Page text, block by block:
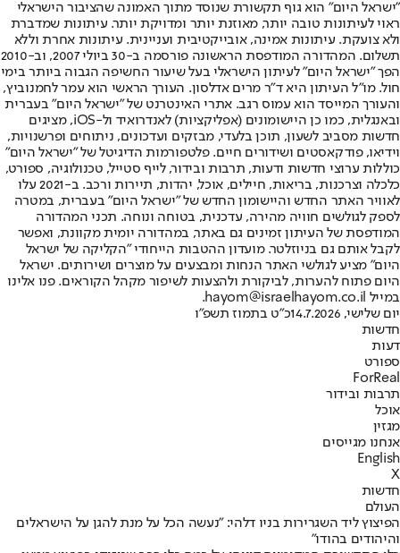
"ישראל היום" הוא גוף תקשורת שנוסד מתוך האמונה שהציבור הישראלי
ראוי לעיתונות טובה יותר, מאוזנת יותר ומדויקת יותר. עיתונות שמדברת
ולא צועקת. עיתונות אמינה, אובייקטיבית ועניינית. עיתונות אחרת וללא
תשלום. המהדורה המודפסת הראשונה פורסמה ב-30 ביולי 2007, וב-2010
הפך "ישראל היום" לעיתון הישראלי בעל שיעור החשיפה הגבוה ביותר בימי
חול. מו"ל העיתון היא ד"ר מרים אדלסון. העורך הראשי הוא עמר לחמנוביץ,
והעורך המייסד הוא עמוס רגב. אתרי האינטרנט של "ישראל היום" בעברית
ובאנגלית, כמו כן היישומונים (אפליקציות) לאנדרואיד ול-iOS, מציגים
חדשות מסביב לשעון, תוכן בלעדי, מבזקים ועדכונים, ניתוחים ופרשנויות,
וידיאו, פודקאסטים ושידורים חיים. פלטפורמות הדיגיטל של "ישראל היום"
כוללות ערוצי חדשות ודעות, תרבות ובידור, לייף סטייל, טכנולוגיה, ספורט,
כלכלה וצרכנות, בריאות, חיילים, אוכל, יהדות, תיירות ורכב. ב-2021 עלו
לאוויר האתר החדש והיישומון החדש של "ישראל היום" בעברית, במטרה
לספק לגולשים חוויה מהירה, עדכנית, בטוחה ונוחה. תכני המהדורה
המודפסת של העיתון זמינים גם באתר, במהדורה יומית מקוונת, ואפשר
לקבל אותם גם בניוזלטר. מועדון ההטבות הייחודי "הקליקה של ישראל
היום" מציע לגולשי האתר הנחות ומבצעים על מוצרים ושירותים. ישראל
היום פתוח להערות, לביקורת ולהצעות לשיפור מקהל הקוראים. פנו אלינו
במייל hayom@israelhayom.co.il.
יום שלישי, 14.7.2026
כ"ט בתמוז תשפ"ו
חדשות
דעות
ספורט
ForReal
תרבות ובידור
אוכל
מגזין
אנחנו מגייסים
English
X
חדשות
העולם
הפיצוץ ליד השגרירות בניו דלהי: "נעשה הכל על מנת להגן על הישראלים
והיהודים בהודו"